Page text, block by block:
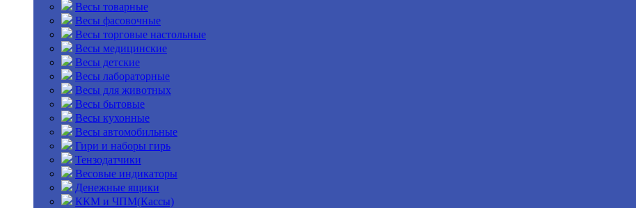
Весы товарные
Весы фасовочные
Весы торговые настольные
Весы медицинские
Весы детские
Весы лабораторные
Весы для животных
Весы бытовые
Весы кухонные
Весы автомобильные
Гири и наборы гирь
Тензодатчики
Весовые индикаторы
Денежные ящики
ККМ и ЧПМ(Кассы)